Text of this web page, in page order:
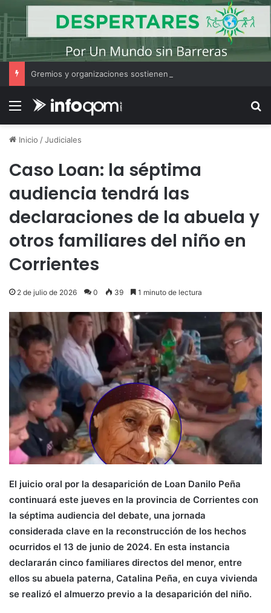
Menú
Inicio /Judiciales
Caso Loan: la séptima
audiencia tendrá las
declaraciones de la abuela y
otros familiares del niño en
Corrientes
2 de julio de 2026 0 39 1 minuto de lectura
El juicio oral por la desaparición de Loan Danilo Peña
continuará este jueves en la provincia de Corrientes con
la séptima audiencia del debate, una jornada
considerada clave en la reconstrucción de los hechos
ocurridos el 13 de junio de 2024. En esta instancia
declararán cinco familiares directos del menor, entre
ellos su abuela paterna, Catalina Peña, en cuya vivienda
se realizó el almuerzo previo a la desaparición del niño.